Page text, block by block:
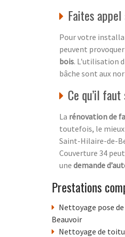
Faites
Pour votre
peuvent provoquer
bois. L'utilisation
bâche sont aux
Ce qu’il
La rénovation de
toutefois, le mieux
Saint-Hilaire-de-
Couverture 34
une demande
Prestations
Nettoyage pose
Beauvoir
Nettoyage de